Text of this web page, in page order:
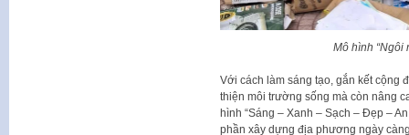
Mô hình “Ngôi
Với cách làm sáng tạo, gắn kết cộng
thiện môi trường sống mà còn nâng
hình “Sáng – Xanh – Sạch – Đẹp –
phần xây dựng địa phương ngày